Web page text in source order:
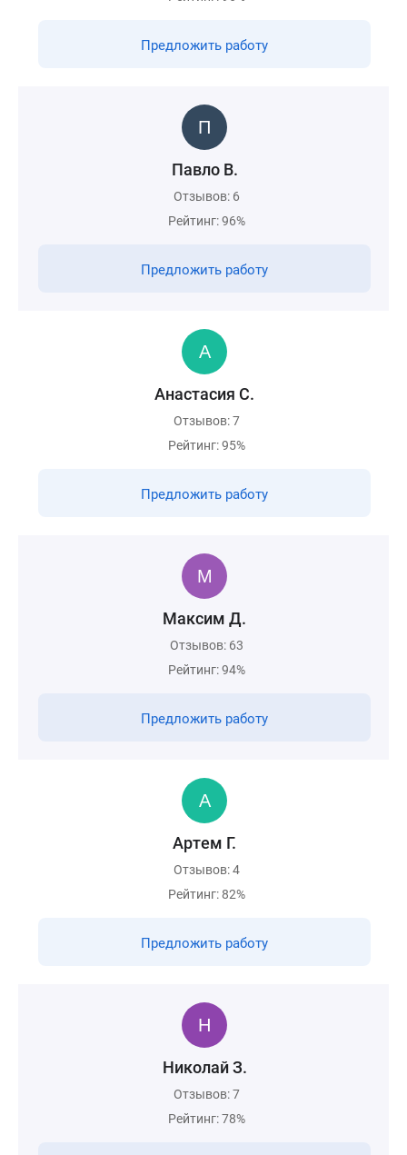
Предложить работу
Павло В.
Отзывов: 6
Рейтинг: 96%
Предложить работу
Анастасия С.
Отзывов: 7
Рейтинг: 95%
Предложить работу
Максим Д.
Отзывов: 63
Рейтинг: 94%
Предложить работу
Артем Г.
Отзывов: 4
Рейтинг: 82%
Предложить работу
Николай З.
Отзывов: 7
Рейтинг: 78%